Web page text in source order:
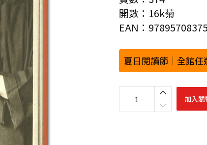
開數：16k菊
EAN：
夏日閱讀節｜全館任
林
傳
加入